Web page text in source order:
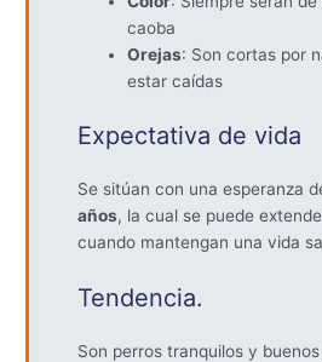
caoba
Orejas: Son cortas por
estar caídas
Expectativa de vida
Se sitúan con una esperanza
años, la cual se puede
cuando mantengan una vida
Tendencia.
Son perros tranquilos y